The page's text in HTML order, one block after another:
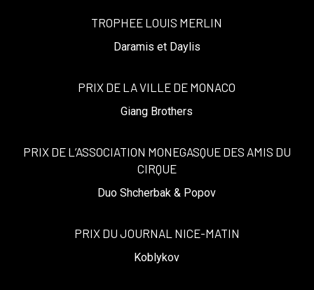
TROPHEE LOUIS MERLIN
Daramis et Daylis
PRIX DE LA VILLE DE MONACO
Giang Brothers
PRIX DE L’ASSOCIATION MONEGASQUE DES AMIS DU
CIRQUE
Duo Shcherbak & Popov
PRIX DU JOURNAL NICE-MATIN
Koblykov